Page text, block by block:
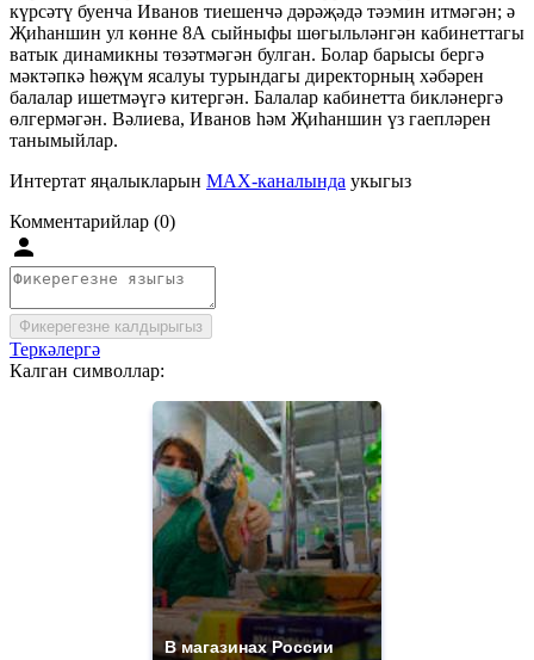
күрсәтү буенча Иванов тиешенчә дәрәҗәдә тәэмин итмәгән; ә
Җиһаншин ул көнне 8А сыйныфы шөгыльләнгән кабинеттагы
ватык динамикны төзәтмәгән булган. Болар барысы бергә
мәктәпкә һөҗүм ясалуы турындагы директорның хәбәрен
балалар ишетмәүгә китергән. Балалар кабинетта бикләнергә
өлгермәгән. Вәлиева, Иванов һәм Җиһаншин үз гаепләрен
танымыйлар.
Интертат яңалыкларын MAX-каналында укыгыз
Комментарийлар (0)
Фикерегезне калдырыгыз
Теркәлергә
Калган символлар:
В магазинах России